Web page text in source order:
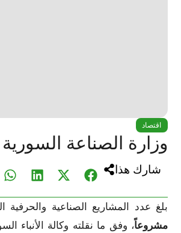
اقتصاد
وزارة الصناعة السورية تسجّل 1336 مشروعاً
شارك هذا
بلغ عدد المشاريع الصناعية والحرفية المرخصة
مشروعاً، وفق ما نقلته وكالة الأنباء